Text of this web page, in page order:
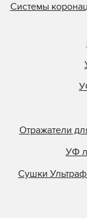
Системы
Отражатели
УФ
Сушки